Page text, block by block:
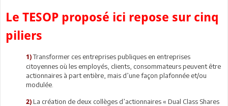
Le TESOP proposé ici repose sur cinq
piliers
1)Transformer ces entreprises publiques en entreprises
citoyennes où les employés, clients, consommateurs peuvent être
actionnaires à part entière, mais d’une façon plafonnée et/ou
modulée.
2) La création de deux collèges d’actionnaires « Dual Class Shares